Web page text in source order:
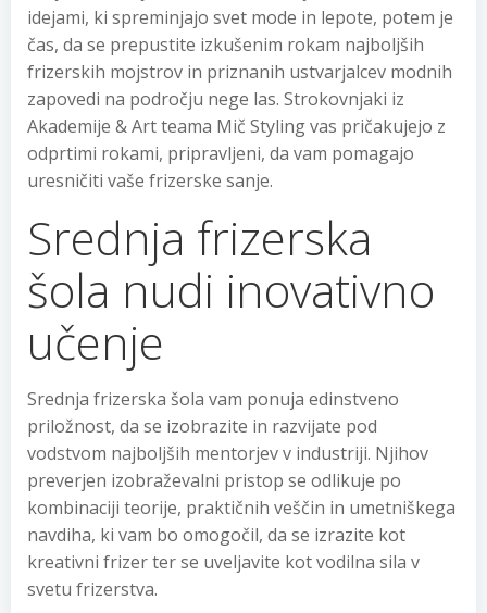
idejami, ki spreminjajo svet mode in lepote, potem je
čas, da se prepustite izkušenim rokam najboljših
frizerskih mojstrov in priznanih ustvarjalcev modnih
zapovedi na področju nege las. Strokovnjaki iz
Akademije & Art teama Mič Styling vas pričakujejo z
odprtimi rokami, pripravljeni, da vam pomagajo
uresničiti vaše frizerske sanje.
Srednja frizerska
šola nudi inovativno
učenje
Srednja frizerska šola vam ponuja edinstveno
priložnost, da se izobrazite in razvijate pod
vodstvom najboljših mentorjev v industriji. Njihov
preverjen izobraževalni pristop se odlikuje po
kombinaciji teorije, praktičnih veščin in umetniškega
navdiha, ki vam bo omogočil, da se izrazite kot
kreativni frizer ter se uveljavite kot vodilna sila v
svetu frizerstva.